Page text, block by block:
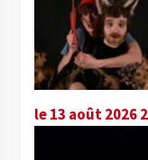
le 13 août 2026